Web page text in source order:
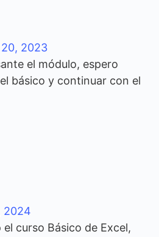
2023
el módulo, espero
básico y continuar con el
2024
curso Básico de Excel,